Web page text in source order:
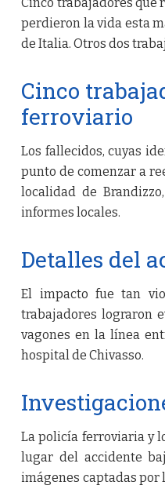
perdieron la vida esta
de Italia. Otros dos
Cinco
ferroviario
Los fallecidos, cuyas
punto de comenzar a
localidad de
informes locales.
Detalles del
El impacto fue tan
trabajadores lograron
vagones en la línea
hospital de Chivasso.
La policía ferroviaria y
lugar del accidente
imágenes captadas por